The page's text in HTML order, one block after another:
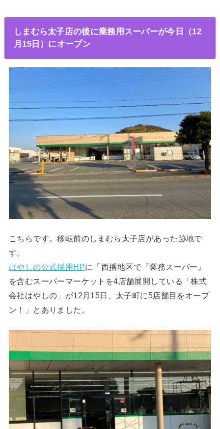
しまむら太子店の後に業務用スーパーが今日（12
月15日）にオープン
こちらです。移転前のしまむら太子店があった跡地で
す。
はやしの公式採用HPに「西播地区で『業務スーパー』
を含むスーパーマーケットを4店舗展開している「株式
会社はやしの」が12月15日、太子町に5店舗目をオープ
ン！」とありました。